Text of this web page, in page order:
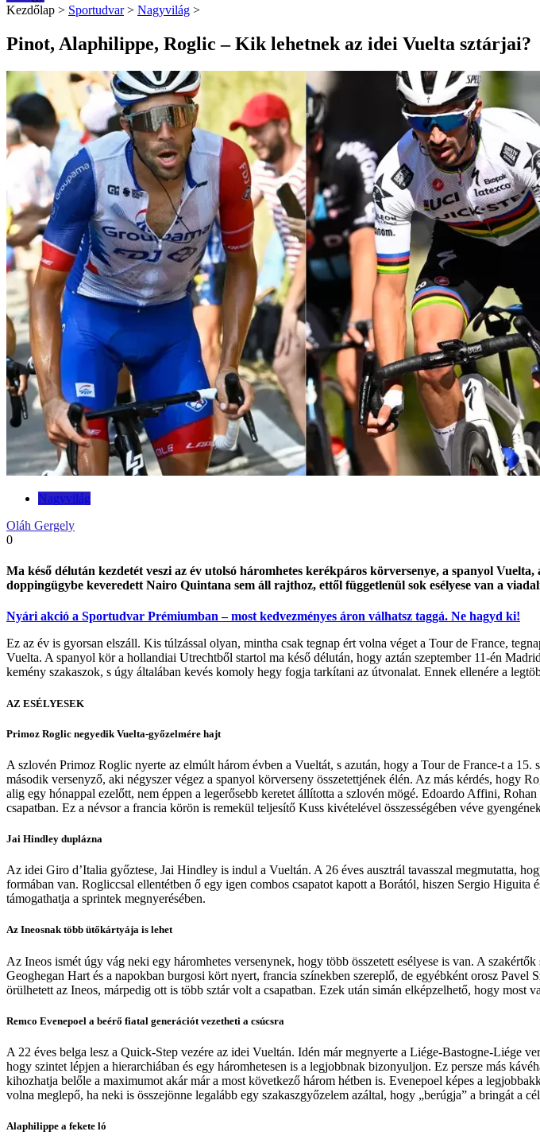
Kezdőlap > Sportudvar > Nagyvilág >
Pinot, Alaphilippe, Roglic – Kik lehetnek az idei Vuelta sztárjai?
Nagyvilág
Oláh Gergely
0
Ma késő délután kezdetét veszi az év utolsó háromhetes kerékpáros körversenye, a spanyol
doppingügybe keveredett Nairo Quintana sem áll rajthoz, ettől függetlenül sok esélyese van a
Nyári akció a Sportudvar Prémiumban – most kedvezményes áron válhatsz taggá. Ne hagyd ki!
Ez az év is gyorsan elszáll. Kis túlzással olyan, mintha csak tegnap ért volna véget a Tour de France,
Vuelta. A spanyol kör a hollandiai Utrechtből startol ma késő délután, hogy aztán szeptember 11-én
kemény szakaszok, s úgy általában kevés komoly hegy fogja tarkítani az útvonalat. Ennek ellenére a
AZ ESÉLYESEK
Primoz Roglic negyedik Vuelta-győzelmére hajt
A szlovén Primoz Roglic nyerte az elmúlt három évben a Vueltát, s azután, hogy a Tour de France-t a
második versenyző, aki négyszer végez a spanyol körverseny összetettjének élén. Az más kérdés, hogy
alig egy hónappal ezelőtt, nem éppen a legerősebb keretet állította a szlovén mögé. Edoardo Affini,
csapatban. Ez a névsor a francia körön is remekül teljesítő Kuss kivételével összességében véve
Jai Hindley duplázna
Az idei Giro d’Italia győztese, Jai Hindley is indul a Vueltán. A 26 éves ausztrál tavasszal megmutatta,
formában van. Rogliccsal ellentétben ő egy igen combos csapatot kapott a Borától, hiszen Sergio
támogathatja a sprintek megnyerésében.
Az Ineosnak több ütőkártyája is lehet
Az Ineos ismét úgy vág neki egy háromhetes versenynek, hogy több összetett esélyese is van. A
Geoghegan Hart és a napokban burgosi kört nyert, francia színekben szereplő, de egyébként orosz
örülhetett az Ineos, márpedig ott is több sztár volt a csapatban. Ezek után simán elképzelhető, hogy most
Remco Evenepoel a beérő fiatal generációt vezetheti a csúcsra
A 22 éves belga lesz a Quick-Step vezére az idei Vueltán. Idén már megnyerte a Liége-Bastogne-Liége
hogy szintet lépjen a hierarchiában és egy háromhetesen is a legjobbnak bizonyuljon. Ez persze más
kihozhatja belőle a maximumot akár már a most következő három hétben is. Evenepoel képes a
volna meglepő, ha neki is összejönne legalább egy szakaszgyőzelem azáltal, hogy „berúgja” a bringát a
Alaphilippe a fekete ló